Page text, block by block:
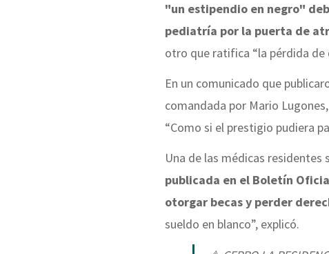
"un estipendio en negro"
pediatría por la puerta de
otro que ratifica “la pérdida de
En un comunicado que
comandada por Mario
“Como si el prestigio pudiera
Una de las médicas
publicada en el Boletín
otorgar becas y perder
sueldo en blanco”, explicó.